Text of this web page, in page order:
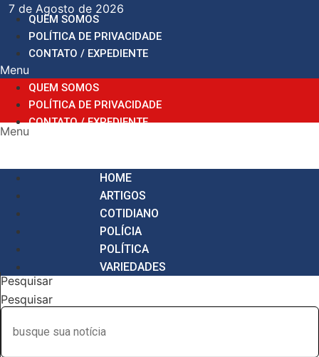
para
conteúdo
7 de Agosto de 2026
QUEM SOMOS
POLÍTICA DE PRIVACIDADE
CONTATO / EXPEDIENTE
Menu
QUEM SOMOS
POLÍTICA DE PRIVACIDADE
CONTATO / EXPEDIENTE
Menu
HOME
ARTIGOS
COTIDIANO
POLÍCIA
POLÍTICA
VARIEDADES
Pesquisar
Pesquisar